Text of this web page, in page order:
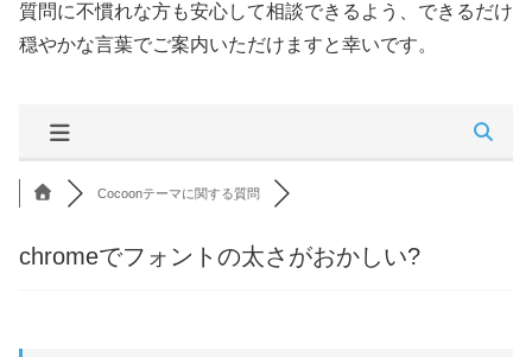
質問に不慣れな方も安心して相談できるよう、できるだけ
穏やかな言葉でご案内いただけますと幸いです。
Cocoonテーマに関する質問
chromeでフォントの太さがおかしい?